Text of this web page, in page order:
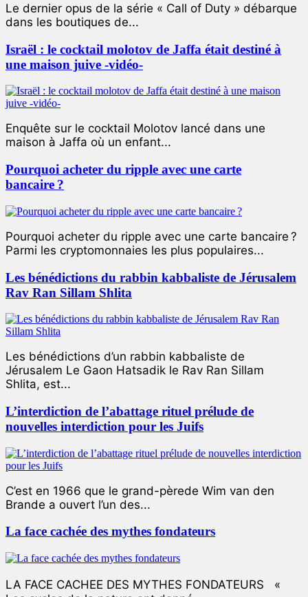
Le dernier opus de la série « Call of Duty » débarque
dans les boutiques de...
Israël : le cocktail molotov de Jaffa était destiné à
une maison juive -vidéo-
Enquête sur le cocktail Molotov lancé dans une
maison à Jaffa où un enfant...
Pourquoi acheter du ripple avec une carte
bancaire ?
Pourquoi acheter du ripple avec une carte bancaire ?
Parmi les cryptomonnaies les plus populaires...
Les bénédictions du rabbin kabbaliste de Jérusalem
Rav Ran Sillam Shlita
Les bénédictions d’un rabbin kabbaliste de
Jérusalem Le Gaon Hatsadik le Rav Ran Sillam
Shlita, est...
L’interdiction de l’abattage rituel prélude de
nouvelles interdiction pour les Juifs
C’est en 1966 que le grand-pèrede Wim van den
Brande a ouvert l’un des...
La face cachée des mythes fondateurs
LA FACE CACHEE DES MYTHES FONDATEURS «